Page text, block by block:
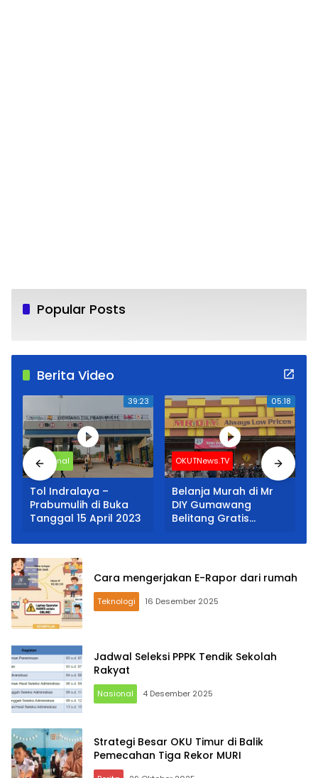
Popular Posts
Berita Video
39:23
Nasional
Tol Indralaya –
Prabumulih di Buka
Tanggal 15 April 2023
05:18
OKUTNews.TV
Belanja Murah di Mr
DIY Gumawang
Belitang Gratis
Cara mengerjakan E-Rapor dari rumah
Teknologi 16 Desember 2025
Jadwal Seleksi PPPK Tendik Sekolah
Rakyat
Nasional 4 Desember 2025
Strategi Besar OKU Timur di Balik
Pemecahan Tiga Rekor MURI